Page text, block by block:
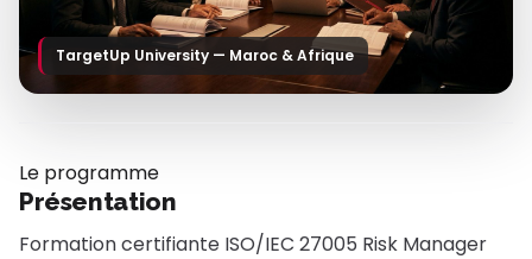
TargetUp University — Maroc & Afrique
Le programme
Présentation
Formation certifiante ISO/IEC 27005 Risk Manager